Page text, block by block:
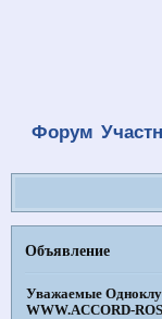
Форум
Объявление
Уважаемые
WWW.ACCORD-